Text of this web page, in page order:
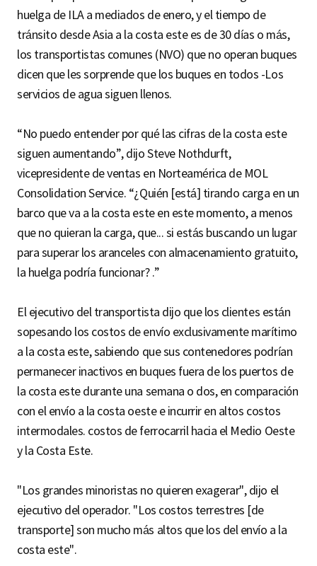
huelga de ILA a mediados de enero, y el tiempo de
tránsito desde Asia a la costa este es de 30 días o más,
los transportistas comunes (NVO) que no operan buques
dicen que les sorprende que los buques en todos -Los
servicios de agua siguen llenos.
“No puedo entender por qué las cifras de la costa este
siguen aumentando”, dijo Steve Nothdurft,
vicepresidente de ventas en Norteamérica de MOL
Consolidation Service. “¿Quién [está] tirando carga en un
barco que va a la costa este en este momento, a menos
que no quieran la carga, que... si estás buscando un lugar
para superar los aranceles con almacenamiento gratuito,
la huelga podría funcionar? .”
El ejecutivo del transportista dijo que los clientes están
sopesando los costos de envío exclusivamente marítimo
a la costa este, sabiendo que sus contenedores podrían
permanecer inactivos en buques fuera de los puertos de
la costa este durante una semana o dos, en comparación
con el envío a la costa oeste e incurrir en altos costos
intermodales. costos de ferrocarril hacia el Medio Oeste
y la Costa Este.
"Los grandes minoristas no quieren exagerar", dijo el
ejecutivo del operador. "Los costos terrestres [de
transporte] son mucho más altos que los del envío a la
costa este".